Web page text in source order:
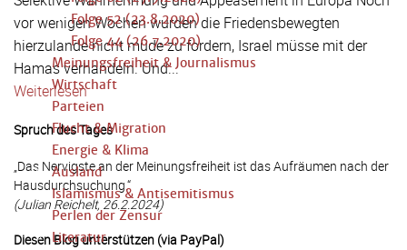
Folge 52 (23.8.2020)
Folge 44 (26.7.2020)
Meinungsfreiheit & Journalismus
Wirtschaft
Parteien
Flucht & Migration
Energie & Klima
Ausland
Islamismus & Antisemitismus
Perlen der Zensur
Literatur
vor wenigen Wochen wurden die Friedensbewegten
hierzulande nicht müde zu fordern, Israel müsse mit der
Hamas verhandeln. Und...
Weiterlesen
Spruch des Tages
„Das Nervigste an der Meinungsfreiheit ist das Aufräumen nach der
Hausdurchsuchung.“
(Julian Reichelt, 26.2.2024)
Diesen Blog unterstützen (via PayPal)